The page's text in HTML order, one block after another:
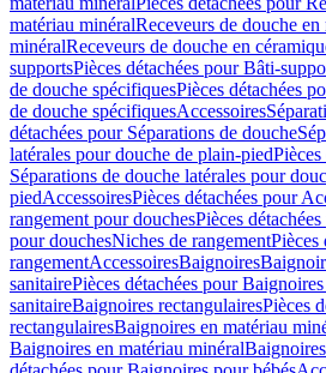
matériau minéralReceveurs de douche en
minéralReceveurs de douche en
supportsPièces détachées pour Bâti-
de douche spécifiquesPièces détachées
de douche spécifiquesAccessoires
détachées pour Séparations de douche
latérales pour douche de plain-pied
Séparations de douche latérales pour
piedAccessoiresPièces détachées pour
rangement pour douchesPièces
pour douchesNiches de rangementPièces
rangementAccessoiresBaignoires
sanitairePièces détachées pour
sanitaireBaignoires rectangulairesPièces
rectangulairesBaignoires en matériau
Baignoires en matériau minéral